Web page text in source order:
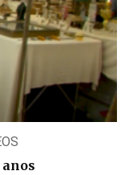
anos